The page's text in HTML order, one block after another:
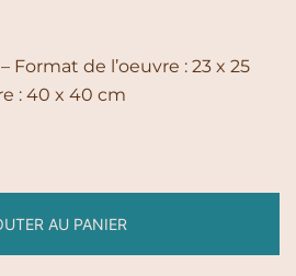
Format de l’oeuvre : 23 x 25
: 40 x 40 cm
AU PANIER